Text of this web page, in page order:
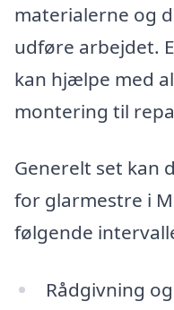
materialerne og
udføre arbejdet.
kan hjælpe med
montering til
Generelt set kan
for glarmestre i
følgende
Rådgivning